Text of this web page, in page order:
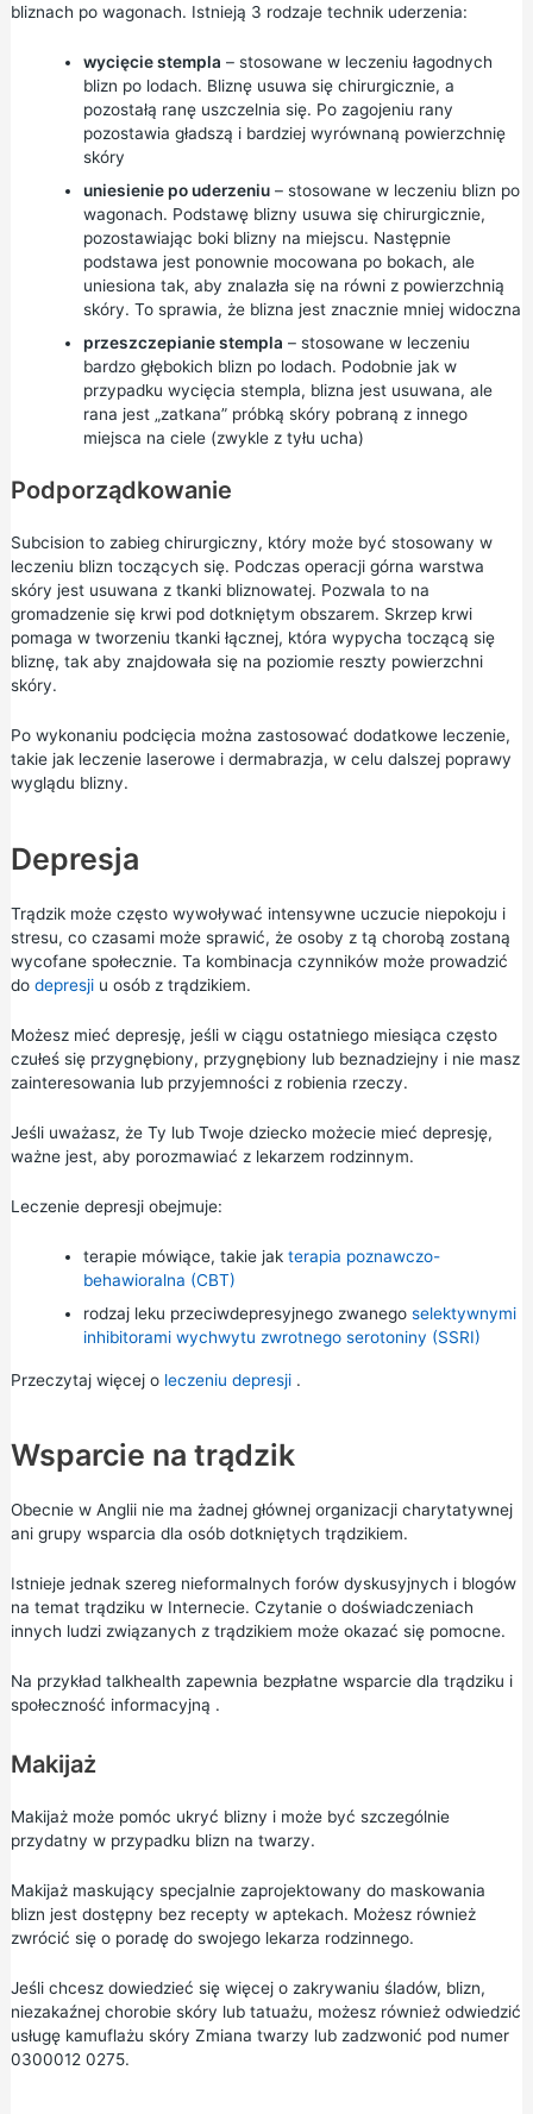
bliznach po wagonach. Istnieją 3 rodzaje technik uderzenia:
wycięcie stempla – stosowane w leczeniu łagodnych
blizn po lodach. Bliznę usuwa się chirurgicznie, a
pozostałą ranę uszczelnia się. Po zagojeniu rany
pozostawia gładszą i bardziej wyrównaną powierzchnię
skóry
uniesienie po uderzeniu– stosowane w leczeniu blizn po
wagonach. Podstawę blizny usuwa się chirurgicznie,
pozostawiając boki blizny na miejscu. Następnie
podstawa jest ponownie mocowana po bokach, ale
uniesiona tak, aby znalazła się na równi z powierzchnią
skóry. To sprawia, że blizna jest znacznie mniej widoczna
przeszczepianie stempla – stosowane w leczeniu
bardzo głębokich blizn po lodach. Podobnie jak w
przypadku wycięcia stempla, blizna jest usuwana, ale
rana jest „zatkana” próbką skóry pobraną z innego
miejsca na ciele (zwykle z tyłu ucha)
Podporządkowanie
Subcision to zabieg chirurgiczny, który może być stosowany w
leczeniu blizn toczących się. Podczas operacji górna warstwa
skóry jest usuwana z tkanki bliznowatej. Pozwala to na
gromadzenie się krwi pod dotkniętym obszarem. Skrzep krwi
pomaga w tworzeniu tkanki łącznej, która wypycha toczącą się
bliznę, tak aby znajdowała się na poziomie reszty powierzchni
skóry.
Po wykonaniu podcięcia można zastosować dodatkowe leczenie,
takie jak leczenie laserowe i dermabrazja, w celu dalszej poprawy
wyglądu blizny.
Depresja
Trądzik może często wywoływać intensywne uczucie niepokoju i
stresu, co czasami może sprawić, że osoby z tą chorobą zostaną
wycofane społecznie. Ta kombinacja czynników może prowadzić
do depresjiu osób z trądzikiem.
Możesz mieć depresję, jeśli w ciągu ostatniego miesiąca często
czułeś się przygnębiony, przygnębiony lub beznadziejny i nie masz
zainteresowania lub przyjemności z robienia rzeczy.
Jeśli uważasz, że Ty lub Twoje dziecko możecie mieć depresję,
ważne jest, aby porozmawiać z lekarzem rodzinnym.
Leczenie depresji obejmuje:
terapie mówiące, takie jak terapia poznawczo-
behawioralna (CBT)
rodzaj leku przeciwdepresyjnego zwanego selektywnymi
inhibitorami wychwytu zwrotnego serotoniny (SSRI)
Przeczytaj więcej o leczeniu depresji.
Wsparcie na trądzik
Obecnie w Anglii nie ma żadnej głównej organizacji charytatywnej
ani grupy wsparcia dla osób dotkniętych trądzikiem.
Istnieje jednak szereg nieformalnych forów dyskusyjnych i blogów
na temat trądziku w Internecie. Czytanie o doświadczeniach
innych ludzi związanych z trądzikiem może okazać się pomocne.
Na przykład talkhealth zapewnia bezpłatne wsparcie dla trądziku i
społeczność informacyjną .
Makijaż
Makijaż może pomóc ukryć blizny i może być szczególnie
przydatny w przypadku blizn na twarzy.
Makijaż maskujący specjalnie zaprojektowany do maskowania
blizn jest dostępny bez recepty w aptekach. Możesz również
zwrócić się o poradę do swojego lekarza rodzinnego.
Jeśli chcesz dowiedzieć się więcej o zakrywaniu śladów, blizn,
niezakaźnej chorobie skóry lub tatuażu, możesz również odwiedzić
usługę kamuflażu skóry Zmiana twarzy lub zadzwonić pod numer
0300012 0275.